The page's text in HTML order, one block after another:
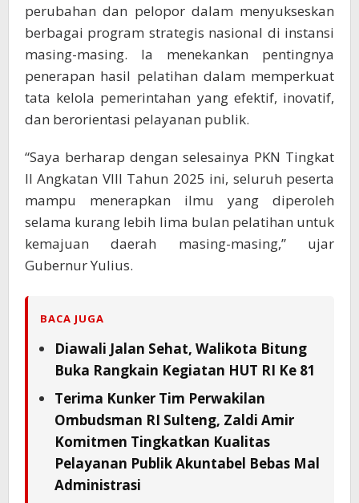
perubahan dan pelopor dalam menyukseskan
berbagai program strategis nasional di instansi
masing-masing. Ia menekankan pentingnya
penerapan hasil pelatihan dalam memperkuat
tata kelola pemerintahan yang efektif, inovatif,
dan berorientasi pelayanan publik.
“Saya berharap dengan selesainya PKN Tingkat
II Angkatan VIII Tahun 2025 ini, seluruh peserta
mampu menerapkan ilmu yang diperoleh
selama kurang lebih lima bulan pelatihan untuk
kemajuan daerah masing-masing,” ujar
Gubernur Yulius.
BACA JUGA
Diawali Jalan Sehat, Walikota Bitung
Buka Rangkain Kegiatan HUT RI Ke 81
Terima Kunker Tim Perwakilan
Ombudsman RI Sulteng, Zaldi Amir
Komitmen Tingkatkan Kualitas
Pelayanan Publik Akuntabel Bebas Mal
Administrasi